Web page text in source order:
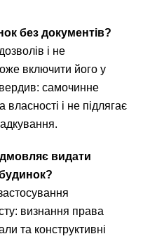
без документів?
і не
включити його у
самочинне
і не підлягає
видати
визнання права
та конструктивні